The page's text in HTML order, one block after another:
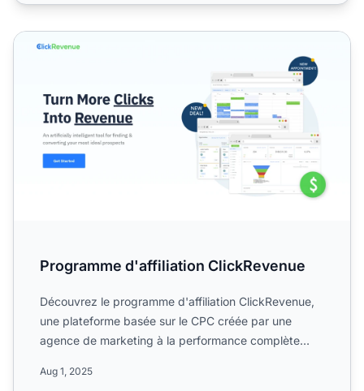
Programme d'affiliation ClickRevenue
Programme d'affiliation ClickRevenue
Découvrez le programme d'affiliation ClickRevenue,
une plateforme basée sur le CPC créée par une
agence de marketing à la performance complète
Aug 1, 2025